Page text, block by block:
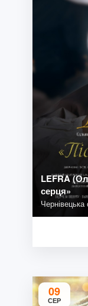
LEFRA
серця»
09
СЕР